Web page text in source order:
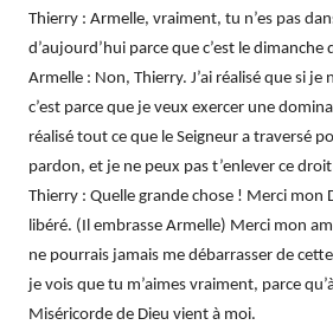
Thierry : Armelle, vraiment, tu n’es pas
d’aujourd’hui parce que c’est le dimanche
Armelle : Non, Thierry. J’ai réalisé que si je
c’est parce que je veux exercer une
réalisé tout ce que le Seigneur a traversé
pardon, et je ne peux pas t’enlever ce
Thierry : Quelle grande chose ! Merci mon
libéré. (Il embrasse Armelle) Merci mon
ne pourrais jamais me débarrasser de
je vois que tu m’aimes vraiment, parce
Miséricorde de Dieu vient à moi.